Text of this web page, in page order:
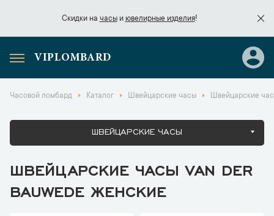
Скидки на часыи ювелирные изделия!
Скидки начасы
VIPLOMBARD
Часовой ломбард Каталог Швейцарские часы Швейцарские
ШВЕЙЦАРСКИЕ ЧАСЫ
ШВЕЙЦАРСКИЕ ЧАСЫ VAN DER
BAUWEDE ЖЕНСКИЕ